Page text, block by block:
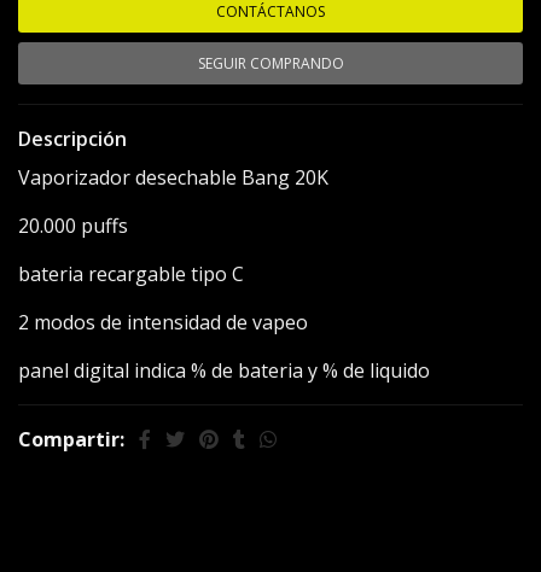
CONTÁCTANOS
SEGUIR COMPRANDO
Descripción
Vaporizador desechable Bang 20K
20.000 puffs
bateria recargable tipo C
2 modos de intensidad de vapeo
panel digital indica % de bateria y % de liquido
Compartir: